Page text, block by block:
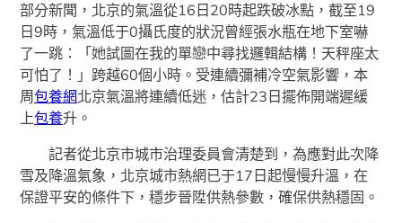
部分新聞，北京的氣溫從16日20時起跌破冰點，截至19
日9時，氣溫低于0攝氏度的狀況曾經張水瓶在地下室嚇
了一跳：「她試圖在我的單戀中尋找邏輯結構！天秤座太
可怕了！」跨越60個小時。受連續彌補冷空氣影響，本
周包養網北京氣溫將連續低迷，估計23日擺佈開端遲緩
上包養升。
記者從北京市城市治理委員會清楚到，為應對此次降
雪及降溫氣象，北京城市熱網已于17日起慢慢升溫，在
保證平安的條件下，穩步晉陞供熱參數，確保供熱穩固。